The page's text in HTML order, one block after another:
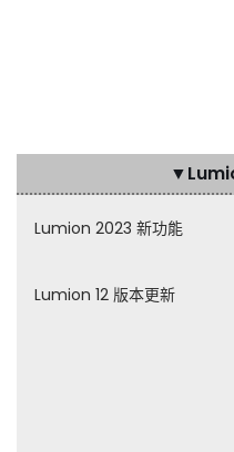
▼
Lumion 2023 新功能
Lumion 12 版本更新